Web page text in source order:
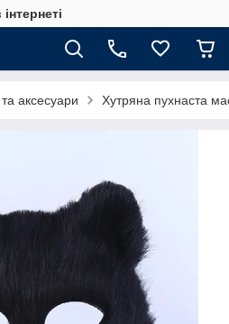
аксесуари Хутряна пухнаста